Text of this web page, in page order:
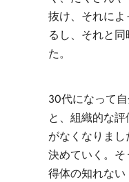
抜け、それに
るし、それと
た。
30代になって
と、組織的な
がなくなりまし
決めていく。
得体の知れな